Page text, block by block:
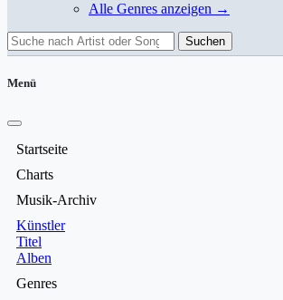
Alle Genres anzeigen →
Suchen
Menü
Startseite
Charts
Musik-Archiv
Künstler
Titel
Alben
Genres